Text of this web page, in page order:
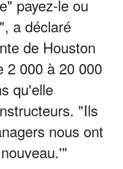
payez-le ou
a déclaré
de Houston
2 000 à 20 000
qu'elle
"Ils
nous ont